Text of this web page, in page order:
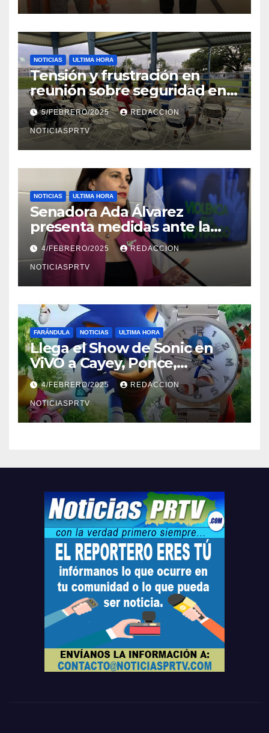
NOTICIAS ULTIMA HORA
Tensión y frustración en
reunión sobre seguridad en
Reparto Metropolitano
5/FEBRERO/2025 REDACCION
NOTICIASPRTV
NOTICIAS ULTIMA HORA
Senadora Ada Álvarez
presenta medidas ante la
violencia en el noviazgo
4/FEBRERO/2025 REDACCION
NOTICIASPRTV
FARÁNDULA NOTICIAS ULTIMA HORA
Llega el Show de Sonic en
ViVO a Cayey, Ponce,
Barceloneta y Humacao,
Relojes gratis para el que
compre ahora….
4/FEBRERO/2025 REDACCION
NOTICIASPRTV